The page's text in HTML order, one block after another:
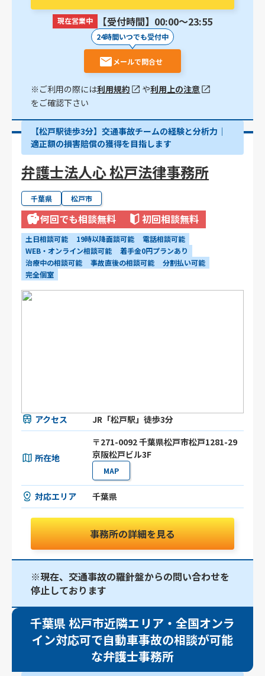
現在営業中 【受付時間】00:00〜23:55
24時間いつでも受付中
メールで問合せ
※ご利用の際には利用規約 や利用上の注意
をご確認下さい
【松戸駅徒歩3分】交通事故チームの経験と分析力｜
適正額の損害賠償の獲得を目指します
弁護士法人心 松戸法律事務所
千葉県 松戸市
何回でも相談無料 初回相談無料
土日相談可能 19時以降面談可能
電話相談可能
WEB・オンライン相談可能
着手金0円プランあり
治療中の相談可能
事故直後の相談可能
分割払い可能
完全個室
アクセス JR「松戸駅」徒歩3分
所在地
〒271-0092 千葉県松戸市松戸1281-29
京阪松戸ビル3F
MAP
対応エリア 千葉県
事務所の詳細を見る
※現在、交通事故の羅針盤からの問い合わせを
停止しております
千葉県 松戸市近隣エリア・全国オンラ
イン対応可で自動車事故の相談が可能
な弁護士事務所